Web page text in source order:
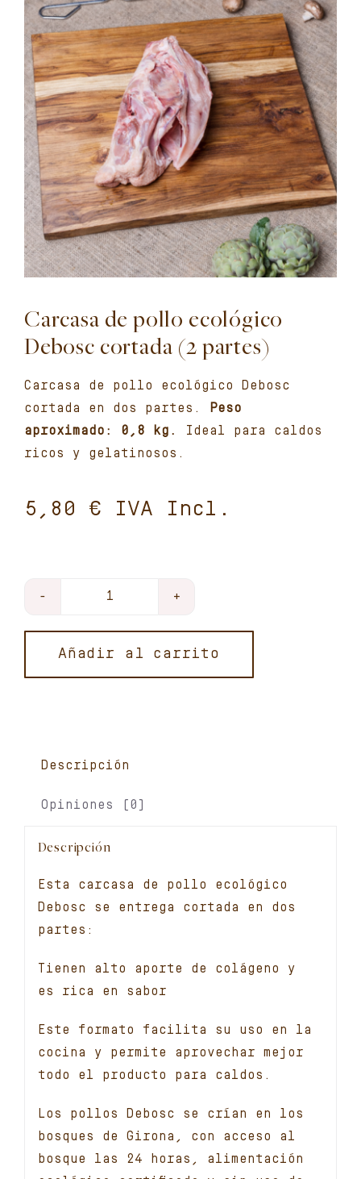
Carcasa de pollo ecológico
Debosc cortada (2 partes)
Carcasa de pollo ecológico Debosc
cortada en dos partes.
Peso
aproximado: 0,8 kg.
Ideal para caldos
ricos y gelatinosos.
€
de
pollo
ecológico
partes)
Añadir al carrito
Descripción
Opiniones (0)
Descripción
Esta carcasa de pollo ecológico
Debosc se entrega cortada en dos
partes:
Tienen alto aporte de colágeno y
es rica en sabor
Este formato facilita su uso en la
cocina y permite aprovechar mejor
todo el producto para caldos.
Los pollos Debosc se crían en los
bosques de Girona, con acceso al
bosque las 24 horas, alimentación